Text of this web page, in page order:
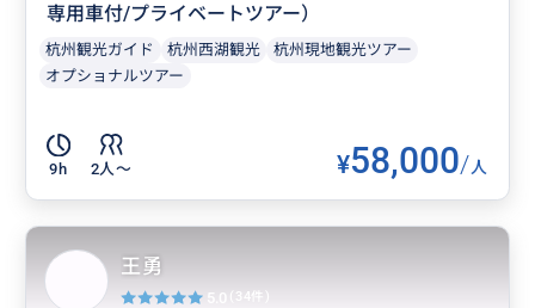
専用車付/プライベートツアー）
杭州観光ガイド 杭州西湖観光
杭州現地観光ツアー
オプショナルツアー
9h 2人〜 ¥58,000/人
王勇
5.0 (34件)